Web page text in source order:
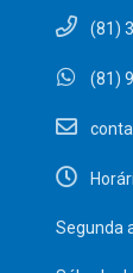
(81)
(81)
Segunda